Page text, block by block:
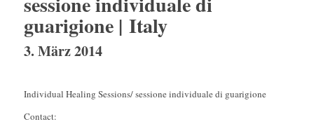
guarigione | Italy
3. März 2014
Individual Healing Sessions/ sessione individuale di guarigione
Contact: